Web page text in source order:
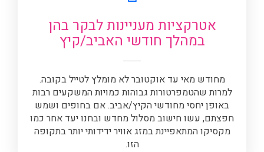
אטרקציות מעניינות לבקר בהן
במהלך חודשי האביב/קיץ
מחודש מאי עד אוקטובר לא מומלץ לטייל בקובה.
למרות שהטמפרטורות גבוהות כמויות המשקעים רבות
באופן יחסי מחודשי הקיץ/אביב. אם בחופים ושמש
חפצתם, עשו חישוב מסלול מחדש ובחנו יעד אחר כמו
מקסיקו המתאפיינת במזג אוויר ידידותי יותר בתקופה
הזו.